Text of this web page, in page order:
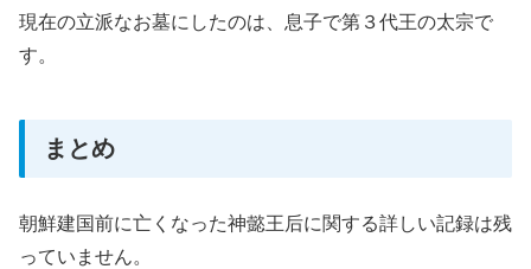
現在の立派なお墓にしたのは、息子で第３代王の太宗で
す。
まとめ
朝鮮建国前に亡くなった神懿王后に関する詳しい記録は残
っていません。